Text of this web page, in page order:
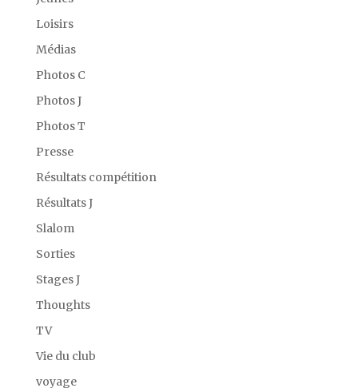
Loisirs
Médias
Photos C
Photos J
Photos T
Presse
Résultats compétition
Résultats J
Slalom
Sorties
Stages J
Thoughts
TV
Vie du club
voyage